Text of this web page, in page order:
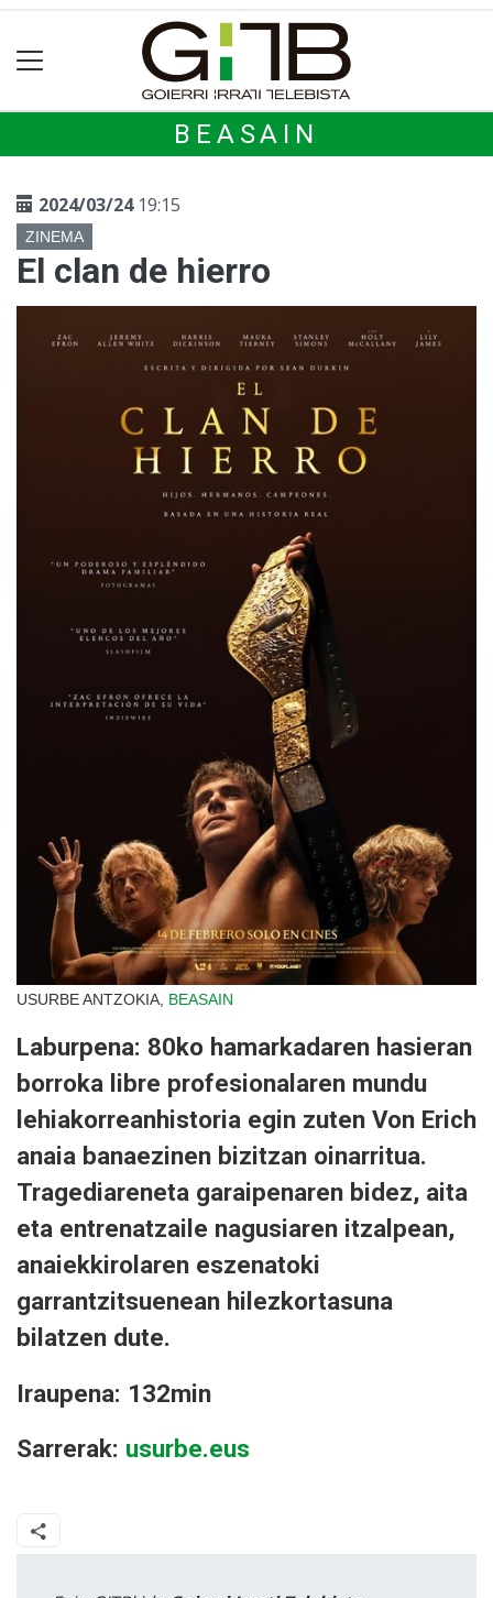
BEASAIN
2024/03/2419:15
ZINEMA
El clan de hierro
USURBE ANTZOKIA, BEASAIN
Laburpena: 80ko hamarkadaren hasieran
borroka libre profesionalaren mundu
lehiakorreanhistoria egin zuten Von Erich
anaia banaezinen bizitzan oinarritua.
Tragediareneta garaipenaren bidez, aita
eta entrenatzaile nagusiaren itzalpean,
anaiekkirolaren eszenatoki
garrantzitsuenean hilezkortasuna
bilatzen dute.
Iraupena: 132min
Sarrerak: usurbe.eus